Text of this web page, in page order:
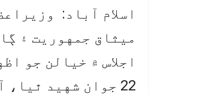
اسلام آباد:
ميثاق جمهوريت ۽
22 جوان شهيد